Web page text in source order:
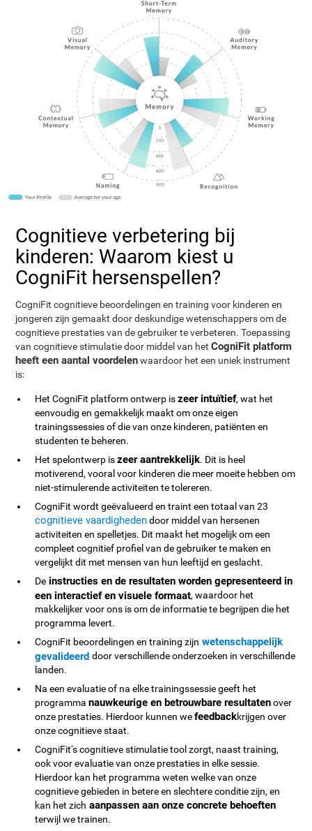
Cognitieve verbetering bij
kinderen: Waarom kiest u
CogniFit hersenspellen?
CogniFit cognitieve beoordelingen en training voor kinderen en
jongeren zijn gemaakt door deskundige wetenschappers om de
cognitieve prestaties van de gebruiker te verbeteren. Toepassing
van cognitieve stimulatie door middel van hetCogniFit platform
heeft een aantal voordelenwaardoor het een uniek instrument
is:
Het CogniFit platform ontwerp iszeer intuïtief, wat het
eenvoudig en gemakkelijk maakt om onze eigen
trainingssessies of die van onze kinderen, patiënten en
studenten te beheren.
Het spelontwerp iszeer aantrekkelijk. Dit is heel
motiverend, vooral voor kinderen die meer moeite hebben om
niet-stimulerende activiteiten te tolereren.
CogniFit wordt geëvalueerd en traint een totaal van 23
cognitieve vaardighedendoor middel van hersenen
activiteiten en spelletjes. Dit maakt het mogelijk om een
compleet cognitief profiel van de gebruiker te maken en
vergelijkt dit met mensen van hun leeftijd en geslacht.
De instructies en de resultaten worden gepresenteerd in
een interactief en visuele formaat, waardoor het
makkelijker voor ons is om de informatie te begrijpen die het
programma levert.
CogniFit beoordelingen en training zijn wetenschappelijk
gevalideerddoor verschillende onderzoeken in verschillende
landen.
Na een evaluatie of na elke trainingssessie geeft het
programmanauwkeurige en betrouwbare resultatenover
onze prestaties. Hierdoor kunnen wefeedbackkrijgen over
onze cognitieve staat.
CogniFit‘s cognitieve stimulatie tool zorgt, naast training,
ook voor evaluatie van onze prestaties in elke sessie.
Hierdoor kan het programma weten welke van onze
cognitieve gebieden in betere en slechtere conditie zijn, en
kan het zich aanpassen aan onze concrete behoeften
terwijl we trainen.